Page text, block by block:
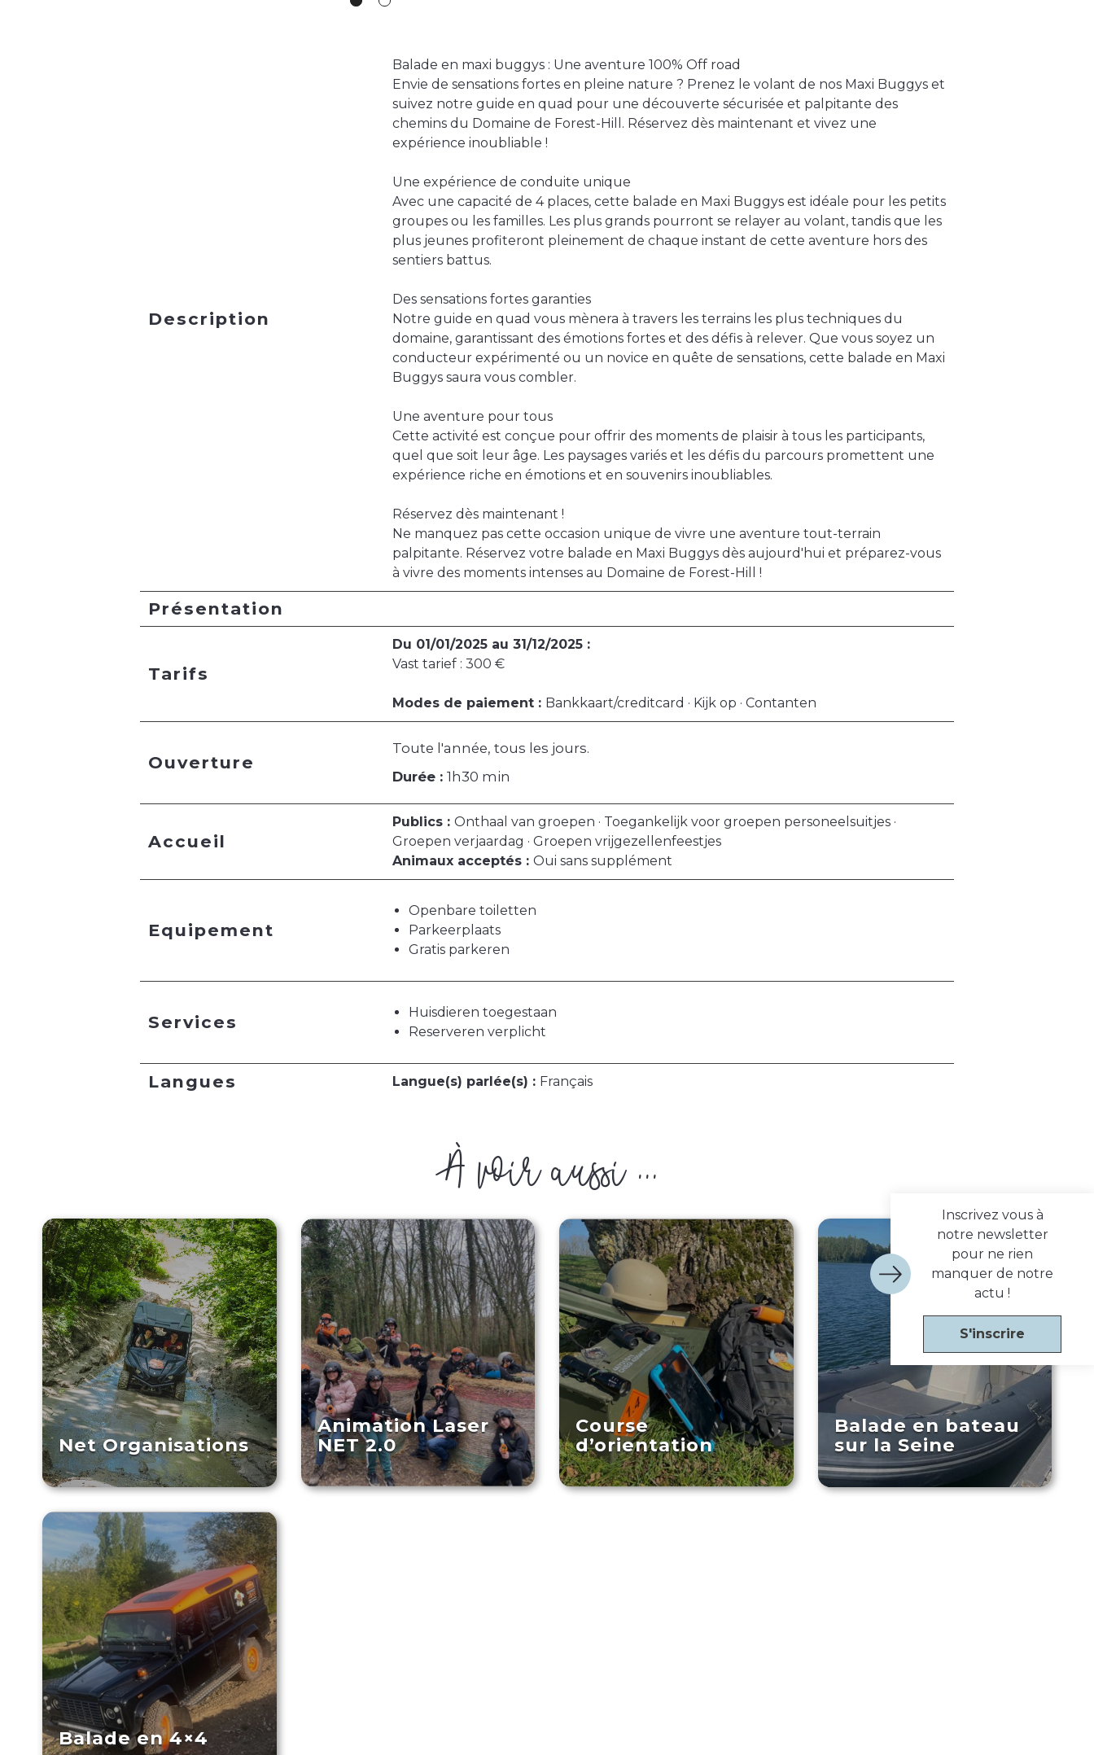
Description
Balade en maxi buggys : Une aventure 100% Off road
Envie de sensations fortes en pleine nature ? Prenez le volant de nos Maxi Buggys et
suivez notre guide en quad pour une découverte sécurisée et palpitante des
chemins du Domaine de Forest-Hill. Réservez dès maintenant et vivez une
expérience inoubliable !
Une expérience de conduite unique
Avec une capacité de 4 places, cette balade en Maxi Buggys est idéale pour les petits
groupes ou les familles. Les plus grands pourront se relayer au volant, tandis que les
plus jeunes profiteront pleinement de chaque instant de cette aventure hors des
sentiers battus.
Des sensations fortes garanties
Notre guide en quad vous mènera à travers les terrains les plus techniques du
domaine, garantissant des émotions fortes et des défis à relever. Que vous soyez un
conducteur expérimenté ou un novice en quête de sensations, cette balade en Maxi
Buggys saura vous combler.
Une aventure pour tous
Cette activité est conçue pour offrir des moments de plaisir à tous les participants,
quel que soit leur âge. Les paysages variés et les défis du parcours promettent une
expérience riche en émotions et en souvenirs inoubliables.
Réservez dès maintenant !
Ne manquez pas cette occasion unique de vivre une aventure tout-terrain
palpitante. Réservez votre balade en Maxi Buggys dès aujourd'hui et préparez-vous
à vivre des moments intenses au Domaine de Forest-Hill !
Présentation
Tarifs
Du 01/01/2025 au 31/12/2025 :
Vast tarief : 300 €
Modes de paiement : Bankkaart/creditcard · Kijk op · Contanten
Ouverture
Toute l'année, tous les jours.
Durée : 1h30 min
Accueil
Publics : Onthaal van groepen · Toegankelijk voor groepen personeelsuitjes ·
Groepen verjaardag · Groepen vrijgezellenfeestjes
Animaux acceptés : Oui sans supplément
Equipement
Openbare toiletten
Parkeerplaats
Gratis parkeren
Services
Huisdieren toegestaan
Reserveren verplicht
Langues Langue(s) parlée(s) : Français
À voir aussi ...
Net Organisations
Animation Laser
NET 2.0
Course
d’orientation
Balade en bateau
sur la Seine
Balade en 4×4
Inscrivez vous à
notre newsletter
pour ne rien
manquer de notre
actu !
S'inscrire